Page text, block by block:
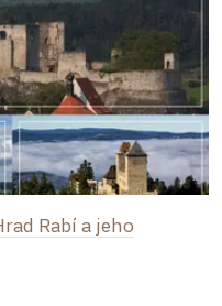
Rabí a jeho